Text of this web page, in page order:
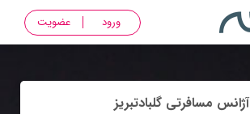
ورود عضویت
آژانس مسافرتی گلبادتبريز